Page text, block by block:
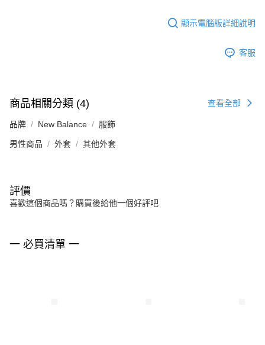
顯示電腦版詳細說明
客服
商品相關分類 (4) 查看全部
品牌 New Balance 服飾
男性商品 外套 其他外套
評價
喜歡這個商品嗎？購買後給他一個好評吧
一 必買清單 一